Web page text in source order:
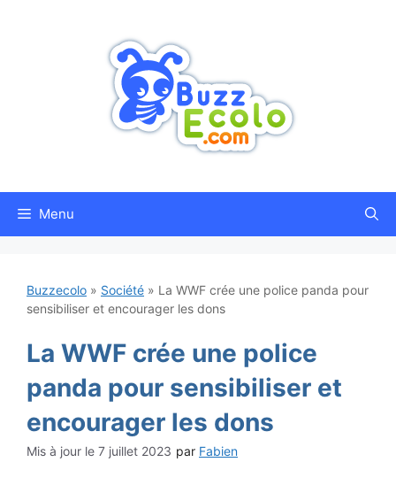
Menu
Buzzecolo » Société » La WWF crée une police panda pour
sensibiliser et encourager les dons
La WWF crée une police
panda pour sensibiliser et
encourager les dons
7 juillet 2023 par Fabien